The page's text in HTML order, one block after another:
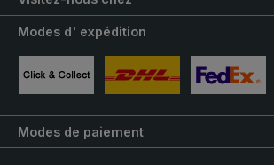
Modes d' expédition
Modes de paiement